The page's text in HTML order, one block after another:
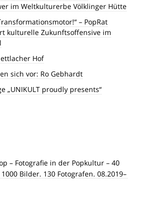
im Weltkulturerbe Völklinger Hütte
– PopRat
kulturelle Zukunftsoffensive im
Hof
sich vor: Ro Gebhardt
„UNIKULT proudly presents“